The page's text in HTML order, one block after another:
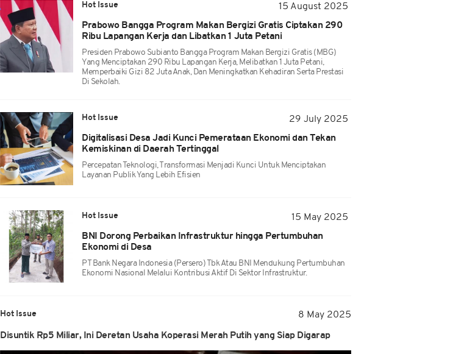
Hot Issue
15 August 2025
Prabowo Bangga Program Makan Bergizi Gratis Ciptakan 290
Ribu Lapangan Kerja dan Libatkan 1 Juta Petani
Presiden Prabowo Subianto Bangga Program Makan Bergizi Gratis (MBG)
Yang Menciptakan 290 Ribu Lapangan Kerja, Melibatkan 1 Juta Petani,
Memperbaiki Gizi 82 Juta Anak, Dan Meningkatkan Kehadiran Serta Prestasi
Di Sekolah.
Hot Issue
29 July 2025
Digitalisasi Desa Jadi Kunci Pemerataan Ekonomi dan Tekan
Kemiskinan di Daerah Tertinggal
Percepatan Teknologi, Transformasi Menjadi Kunci Untuk Menciptakan
Layanan Publik Yang Lebih Efisien
Hot Issue
15 May 2025
BNI Dorong Perbaikan Infrastruktur hingga Pertumbuhan
Ekonomi di Desa
PT Bank Negara Indonesia (Persero) Tbk Atau BNI Mendukung Pertumbuhan
Ekonomi Nasional Melalui Kontribusi Aktif Di Sektor Infrastruktur.
Hot Issue 8 May 2025
Disuntik Rp5 Miliar, Ini Deretan Usaha Koperasi Merah Putih yang Siap Digarap